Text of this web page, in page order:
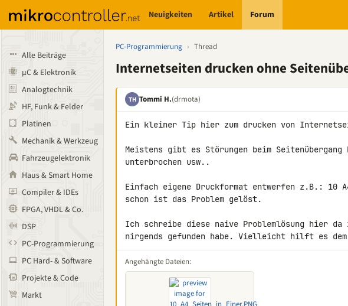
Neuigkeiten Artikel Forum
Alle Beiträge
µC & Elektronik
Analogtechnik
HF, Funk & Felder
Platinen
Mechanik & Werkzeug
Fahrzeugelektronik
Haus & Smart Home
Compiler & IDEs
FPGA, VHDL & Co.
DSP
PC-Programmierung
PC Hard- & Software
Projekte & Code
Markt
PC-Programmierung › Thread
Internetseiten drucken ohne
TH Tommi H.(drmota)
Ein kleiner Tip hier zum drucken von
Meistens gibt es Störungen beim
unterbrochen usw..
Einfach eigene Druckformat entwerfen z.B.: 10
schon ist das Problem gelöst.
Ich schreibe diese naive Problemlösung hier
nirgends gefunden habe. Vielleicht hilft es dem
Angehängte Dateien: